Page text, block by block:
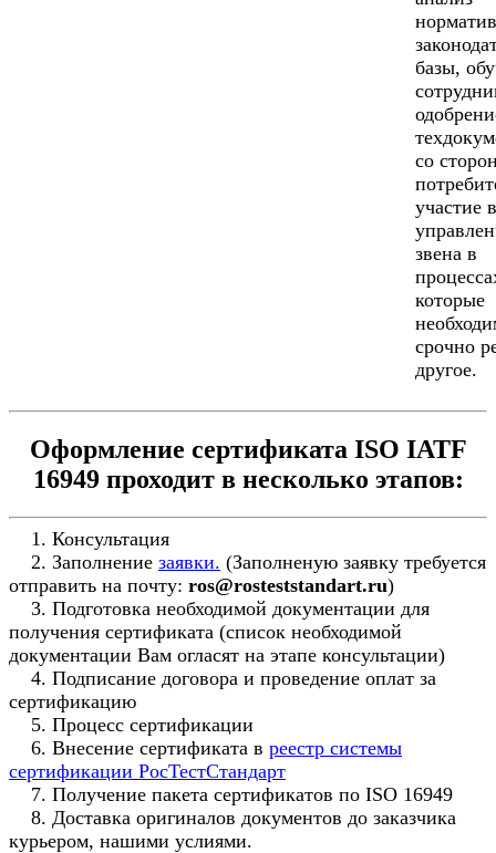
базы,
со
участие
звена в
которые
срочно
другое.
Оформление сертификата ISO IATF
16949 проходит в несколько этапов:
1. Консультация
2. Заполнение заявки. (Заполненую заявку требуется
отправить на почту: ros@rosteststandart.ru)
3. Подготовка необходимой документации для
получения сертификата (список необходимой
документации Вам огласят на этапе консультации)
4. Подписание договора и проведение оплат за
сертификацию
5. Процесс сертификации
6. Внесение сертификата в реестр системы
сертификации РосТестСтандарт
7. Получение пакета сертификатов по ISO 16949
8. Доставка оригиналов документов до заказчика
курьером, нашими услиями.